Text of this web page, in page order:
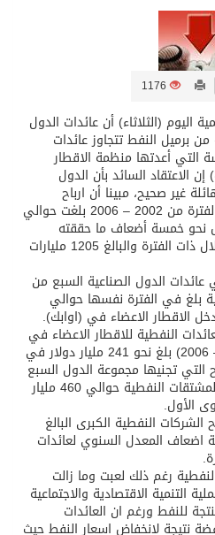
الكويتي
العتيق
“سبيس إكس” تطلق 24 قمرًا صناعيًا جديدًا إلى الفضاء
1176
اليوم (الثلاثاء) أن عائدات الدول
برميل النفط تتجاوز عائدات
التي أعدتها منظمة الاقطار
إن الاعتقاد السائد بأن الدول
غير صحيح، مبينا أن ارباح
الشركات النفطية الكبرى في الفترة من 2002 – 2006 بلغت حوالي
نحو خمسة أضعاف ما حققته
الاقطار الاعضاء في (اوابك) خلال ذات الفترة والبالغ 1205 مليارات
الدول الصناعية السبع من
بلغ في الفترة نفسها حوالي
النفطية للاقطار الاعضاء في
(أوابك) للفترة نفسها (2002 – 2006) بلغ نحو 241 مليار دولار في
التي تجنيها مجموعة الدول السبع
الصناعية بفضل الضرائب على المشتقات النفطية حوالي 460 مليار
الأول.
النفطية الكبرى البالغ
اضعاف المعدل السنوي لعائدات
رغم ذلك لعبت وما زالت
التنمية الاقتصادية والاجتماعية
للنفط ورغم ان العائدات
نتيجة لانخفاض اسعار النفط حيث